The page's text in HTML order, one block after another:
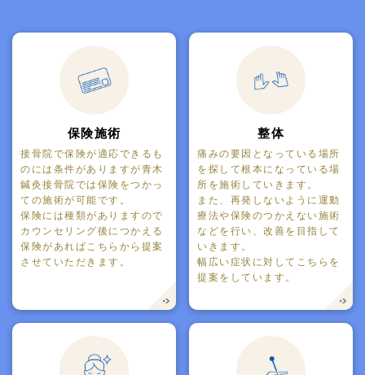
保険施術
接骨院で保険が適応できるも
のには条件がありますが青木
鍼灸接骨院では保険をつかっ
ての施術が可能です。
保険には種類がありますので
カウンセリング後につかえる
保険があればこちらから提案
させていただきます。
整体
痛みの要因となっている場所
を探して根本になっている場
所を施術していきます。
また、再発しないように運動
療法や保険のつかえない施術
などを行い、改善を目指して
いきます。
幅広い症状に対してこちらを
提案をしています。